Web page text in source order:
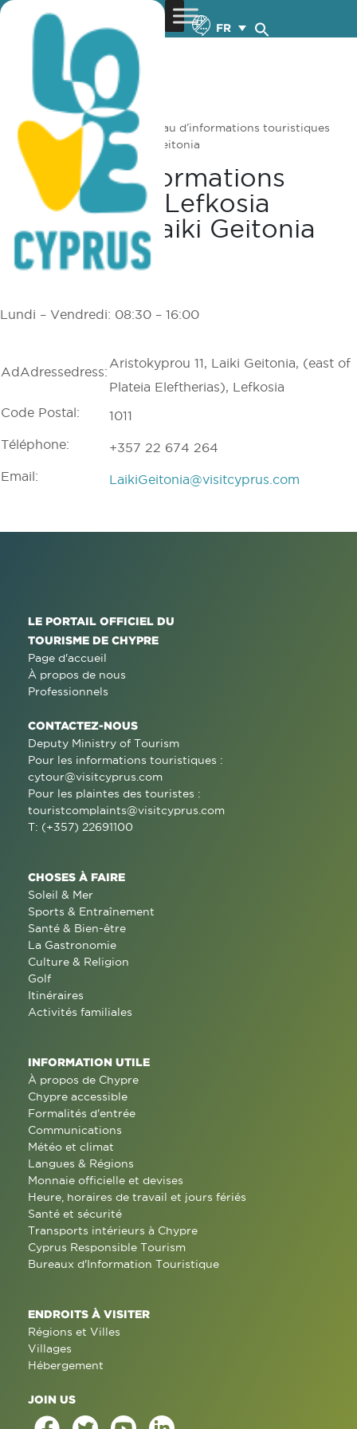
FR
You are here: Home »Bureau d’informations touristiques
Lefkosia (Nicosie) – Laiki Geitonia
Bureau D’informations
Touristiques Lefkosia
(Nicosie) – Laiki Geitonia
Heures d’ouverture:
Lundi – Vendredi: 08:30 – 16:00
AdAdressedress:
Aristokyprou 11, Laiki Geitonia, (east of
Plateia Eleftherias), Lefkosia
Code Postal:
1011
Téléphone:
+357 22 674 264
Email:
LaikiGeitonia@visitcyprus.com
LE PORTAIL OFFICIEL DU
TOURISME DE CHYPRE
Page d'accueil
À propos de nous
Professionnels
CONTACTEZ-NOUS
Deputy Ministry of Tourism
Pour les informations touristiques :
cytour@visitcyprus.com
Pour les plaintes des touristes :
touristcomplaints@visitcyprus.com
T: (+357) 22691100
CHOSES À FAIRE
Soleil & Mer
Sports & Entraînement
Santé & Bien-être
La Gastronomie
Culture & Religion
Golf
Itinéraires
Activités familiales
INFORMATION UTILE
À propos de Chypre
Chypre accessible
Formalités d'entrée
Communications
Météo et climat
Langues & Régions
Monnaie officielle et devises
Heure, horaires de travail et jours fériés
Santé et sécurité
Transports intérieurs à Chypre
Cyprus Responsible Tourism
Bureaux d'Information Touristique
ENDROITS À VISITER
Régions et Villes
Villages
Hébergement
JOIN US